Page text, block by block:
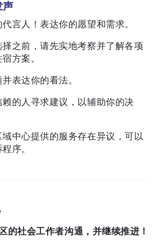
声
言人！表达你的愿望和需求。
之前，请先实地考察并了解各项
方案。
表达你的看法。
赖的人寻求建议，以辅助你的决
中心提供的服务存在异议，可以
序。
的社会工作者沟通，并继续推进！